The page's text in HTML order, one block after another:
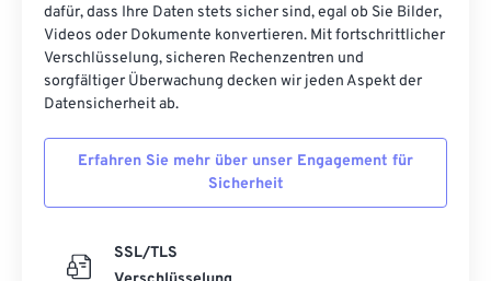
dafür, dass Ihre Daten stets sicher sind, egal ob Sie Bilder,
Videos oder Dokumente konvertieren. Mit fortschrittlicher
Verschlüsselung, sicheren Rechenzentren und
sorgfältiger Überwachung decken wir jeden Aspekt der
Datensicherheit ab.
Erfahren Sie mehr über unser Engagement für
Sicherheit
SSL/TLS